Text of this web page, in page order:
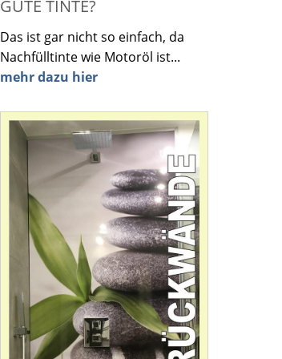
GUTE TINTE?
Das ist gar nicht so einfach, da
Nachfülltinte wie Motoröl ist...
mehr dazu hier